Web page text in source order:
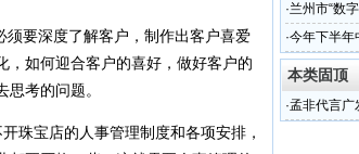
要深度了解客户，制作出客户喜爱
，如何迎合客户的喜好，做好客户的
考的问题。
珠宝店的人事管理制度和各项安排，
·兰州市“数
·今年下半年
本类固顶
·孟非代言广